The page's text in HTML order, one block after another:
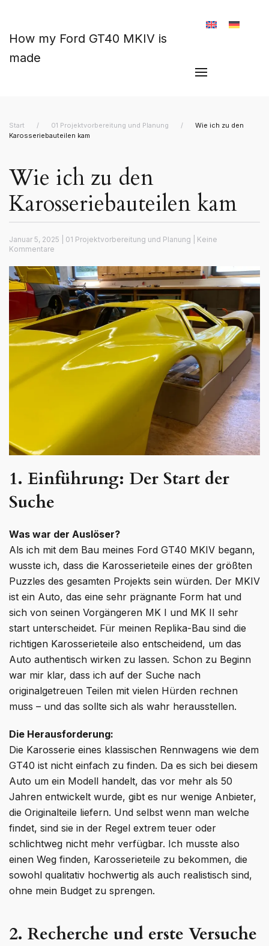
How my Ford GT40 MKIV is
made
Start 01 Projektvorbereitung und Planung
Wie ich zu den
Karosseriebauteilen kam
Wie ich zu den
Karosseriebauteilen kam
Januar 5, 2025 01 Projektvorbereitung und Planung
Keine
Kommentare
ich
zu
den
Karosseriebauteilen
kam
1. Einführung: Der Start der
Suche
Was war der Auslöser?
Als ich mit dem Bau meines Ford GT40 MKIV begann,
wusste ich, dass die Karosserieteile eines der größten
Puzzles des gesamten Projekts sein würden. Der MKIV
ist ein Auto, das eine sehr prägnante Form hat und
sich von seinen Vorgängeren MK I und MK II sehr
start unterscheidet. Für meinen Replika-Bau sind die
richtigen Karosserieteile also entscheidend, um das
Auto authentisch wirken zu lassen. Schon zu Beginn
war mir klar, dass ich auf der Suche nach
originalgetreuen Teilen mit vielen Hürden rechnen
muss – und das sollte sich als wahr herausstellen.
Die Herausforderung:
Die Karosserie eines klassischen Rennwagens wie dem
GT40 ist nicht einfach zu finden. Da es sich bei diesem
Auto um ein Modell handelt, das vor mehr als 50
Jahren entwickelt wurde, gibt es nur wenige Anbieter,
die Originalteile liefern. Und selbst wenn man welche
findet, sind sie in der Regel extrem teuer oder
schlichtweg nicht mehr verfügbar. Ich musste also
einen Weg finden, Karosserieteile zu bekommen, die
sowohl qualitativ hochwertig als auch realistisch sind,
ohne mein Budget zu sprengen.
2. Recherche und erste Versuche